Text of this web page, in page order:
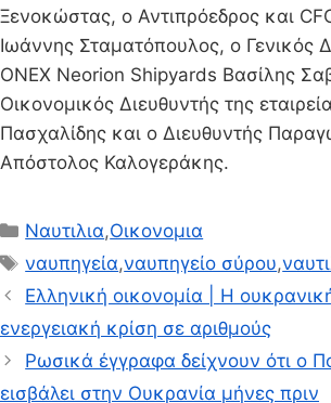
Ξενοκώστας, ο Αντιπρόεδρος και
Ιωάννης Σταματόπουλος, ο Γενικός
ΟΝΕΧ Neorion Shipyards Βασίλης
Οικονομικός Διευθυντής της
Πασχαλίδης και ο Διευθυντής
Απόστολος Καλογεράκης.
Κατηγορίες
Ναυτιλια,Οικονομια
Ετικέτες
ναυπηγεία,ναυπηγείο σύρου,
Ελληνική οικονομία | Η
ενεργειακή κρίση σε αριθμούς
Ρωσικά έγγραφα δείχνουν ότι ο
εισβάλει στην Ουκρανία μήνες πριν